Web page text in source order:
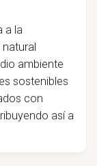
a la
ambiente
sostenibles
con
así a